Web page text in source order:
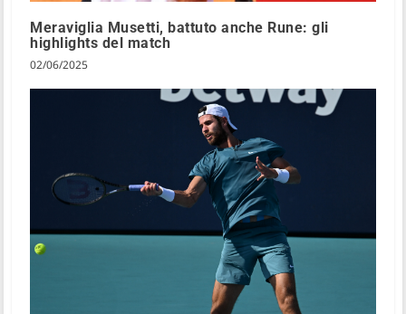
Meraviglia Musetti, battuto anche Rune: gli
highlights del match
02/06/2025